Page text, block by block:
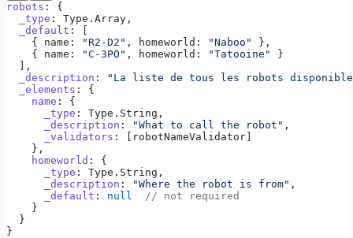
robots : {
  _type
: Type.Array,
  _default
: [
    { name:
"R2-D2" , homeworld: "Naboo"
},
    { name:
"C-3PO" , homeworld: "Tatooine"
}
  ],
  _description
:
"La liste de tous les robots
  _elements
: {
    name
: {
      _type
: Type.String,
      _description
: "What to call the robot" ,
      _validators
: [robotNameValidator]
    },
    homeworld
: {
      _type
: Type.String,
      _description
: "Where the robot is from" ,
      _default
: null
  // not required
    }
  }
}